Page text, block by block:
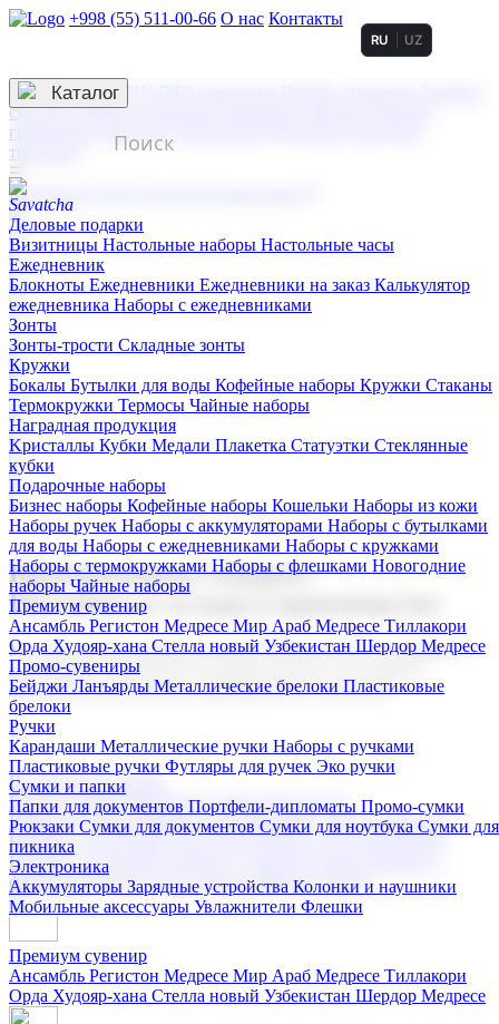
+998 (55) 511-00-66 О нас Контакты
3D гравировка
смолой (Doming)
гравировка твердая
тиснение
RU UZ
☰
Контакты
Каталог
Деловые подарки
Визитницы Настольные наборы Настольные часы
Ежедневник
Блокноты Ежедневники Ежедневники на заказ Калькулятор
ежедневника Наборы с ежедневниками
Зонты
Зонты-трости Складные зонты
Кружки
Бокалы Бутылки для воды Кофейные наборы Кружки Стаканы
Термокружки Термосы Чайные наборы
Наградная продукция
Kристаллы Кубки Медали Плакетка Статуэтки Стеклянные
кубки
Подарочные наборы
Бизнес наборы Кофейные наборы Кошельки Наборы из кожи
Наборы ручек Наборы с аккумуляторами Наборы с бутылками
для воды Наборы с ежедневниками Наборы с кружками
Наборы с термокружками Наборы с флешками Новогодние
наборы Чайные наборы
Премиум сувенир
Ансамбль Регистон Медресе Мир Араб Медресе Тиллакори
Орда Худояр-хана Стелла новый Узбекистан Шердор Медресе
Промо-сувениры
Бейджи Ланъярды Металлические брелоки Пластиковые
брелоки
Ручки
Карандаши Металлические ручки Наборы с ручками
Пластиковые ручки Футляры для ручек Эко ручки
Сумки и папки
Папки для документов Портфели-дипломаты Промо-сумки
Рюкзаки Сумки для документов Сумки для ноутбука Сумки для
пикника
Электроника
Аккумуляторы Зарядные устройства Колонки и наушники
Мобильные аксессуары Увлажнители Флешки
Корпоративные подарки
Поставка со склада и производство
Мы предлагаем широкий выбор корпоративных подарков и
сувениров с логотипом. В нашем каталоге вы найдете
продукцию для бизнеса, мероприятия и клиентов.
Подарочные наборы
Бизнес наборыКофейные наборы Кошельки
Наборы из кожиНаборы ручекНаборы с аккумуляторами
Наборы с бутылками для воды
Наборы с ежедневниками
Наборы с кружками
флешкамиНовогодние наборыЧайные наборы
Премиум сувенир
Ансамбль Регистон Медресе Мир Араб Медресе Тиллакори
Орда Худояр-хана Стелла новый Узбекистан Шердор Медресе